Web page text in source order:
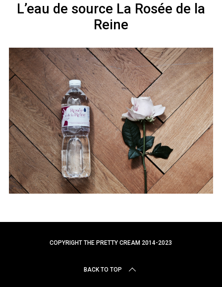
L’eau de source La Rosée de la
Reine
COPYRIGHT THE PRETTY CREAM 2014-2023
BACK TO TOP
e
r
c
h
f
o
r
: